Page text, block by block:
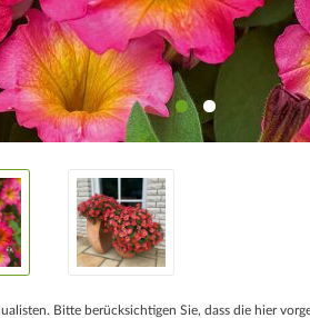
Bitte berücksichtigen Sie, dass die hier